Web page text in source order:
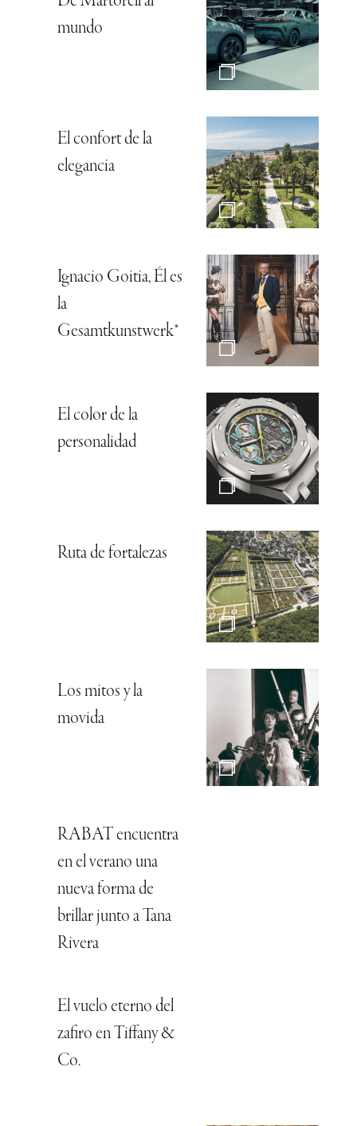
mundo
El confort de la
elegancia
Ignacio Goitia, Él es
la
Gesamtkunstwerk*
El color de la
personalidad
Ruta de fortalezas
Los mitos y la
movida
RABAT encuentra
en el verano una
nueva forma de
brillar junto a Tana
Rivera
El vuelo eterno del
zafiro en Tiffany &
Co.